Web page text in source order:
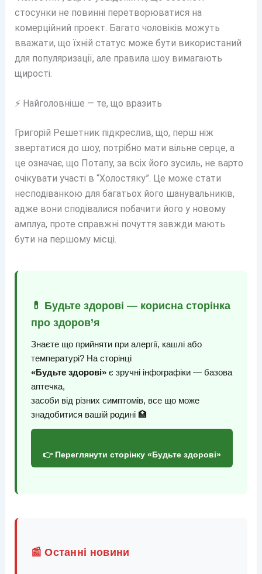
стосунки не повинні перетворюватися на
комерційний проект. Багато чоловіків можуть
вважати, що їхній статус може бути використаний
для популяризації, але правила шоу вимагають
щирості.
⚡ Найголовніше — те, що вразить
Григорій Решетник підкреслив, що, перш ніж
звертатися до шоу, потрібно мати вільне серце, а
це означає, що Потапу, за всіх його зусиль, не варто
очікувати участі в “Холостяку”. Це може стати
несподіванкою для багатьох його шанувальників,
адже вони сподівалися побачити його у новому
амплуа, проте справжні почуття завжди мають
бути на першому місці.
💊 Будьте здорові — корисна сторінка
про здоров’я
Знаєте що прийняти при алергії, кашлі або
температурі? На сторінці
«Будьте здорові»є зручні інфографіки — базова
аптечка,
засоби від різних симптомів, все що може
знадобитися вашій родині 🏥
👉 Переглянути сторінку «Будьте здорові»
📰 Останні новини